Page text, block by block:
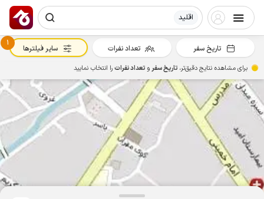
اقلید
تاریخ سفر تعداد نفرات
1
سایر فیلترها
برای مشاهده نتایج دقیق‌تر، تاریخ سفرو تعداد نفراترا انتخاب نمایید